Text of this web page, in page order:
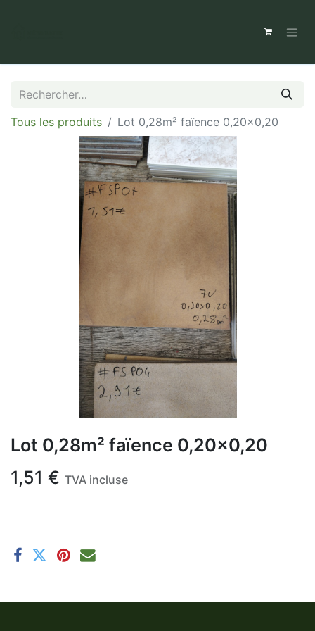
Tous les produits Lot 0,28m² faïence 0,20x0,20
Lot 0,28m² faïence 0,20x0,20
1,51 € TVA incluse